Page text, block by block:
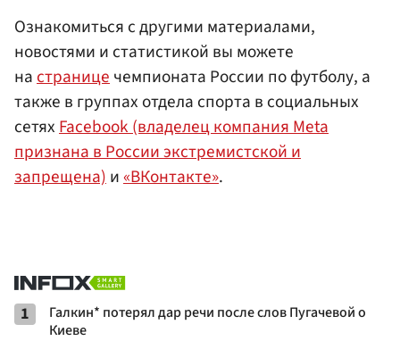
Ознакомиться с другими материалами,
новостями и статистикой вы можете
настраницечемпионата России по футболу, а
также в группах отдела спорта в социальных
сетяхFacebook (владелец компания Meta
признана в России экстремистской и
запрещена)и«ВКонтакте».
1
Галкин* потерял дар речи после слов Пугачевой о
Киеве